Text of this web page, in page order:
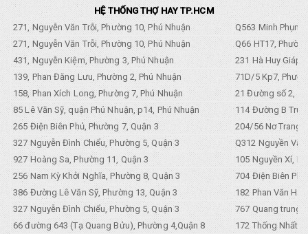
HỆ THỐNG THỢ HAY TP.HCM
271, Nguyễn Văn Trỗi, Phường 10, Phú Nhuận
Q563 Minh
271, Nguyễn Văn Trỗi, Phường 10, Phú Nhuận
Q66 HT17,
431, Nguyễn Kiệm, Phường 3, Phú Nhuận
231 Hà Huy Giáp,
139, Phan Đăng Lưu, Phường 2, Phú Nhuận
71D/5 Kp7,
158, Phan Xích Long, Phường 7, Phú Nhuận
21 Đường số 2,
85 Lê Văn Sỹ, quận Phú Nhuận, p14, Phú Nhuận
114 Đường B
265 Điện Biên Phủ, Phường 7, Quận 3
204/56 Nơ Trang
327 Nguyễn Đình Chiểu, Phường 5, Quận 3
Q312 Nguyền
927 Hoàng Sa, Phường 11, Quận 3
105 Nguyền Xí,
256 Nam Kỳ Khởi Nghĩa, Phường 8, Quận 3
704 Điện Biên
386 Đường Lê Văn Sỹ, Phường 13, Quận 3
182 Phan Văn
327 Nguyễn Đình Chiểu, Phường 5, Quận 3
767 Quang trung,
66 đường 643 (Tạ Quang Bửu), Phường 4,Quận 8
172 Thống Nhất.